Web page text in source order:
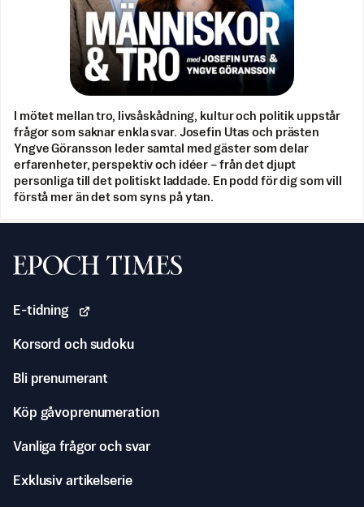
I mötet mellan tro, livsåskådning, kultur och politik uppstår
frågor som saknar enkla svar. Josefin Utas och prästen
Yngve Göransson leder samtal med gäster som delar
erfarenheter, perspektiv och idéer – från det djupt
personliga till det politiskt laddade. En podd för dig som vill
förstå mer än det som syns på ytan.
Svenska Epoch Times
E-tidning
Korsord och sudoku
Bli prenumerant
Köp gåvoprenumeration
Vanliga frågor och svar
Exklusiv artikelserie